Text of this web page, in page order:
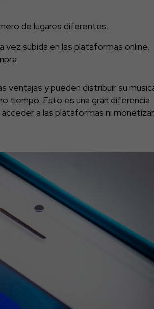
de lugares diferentes.
vez subida en las plataformas online,
ventajas y pueden distribuir su
tiempo. Esto es una gran diferencia
a las plataformas ni monetizar